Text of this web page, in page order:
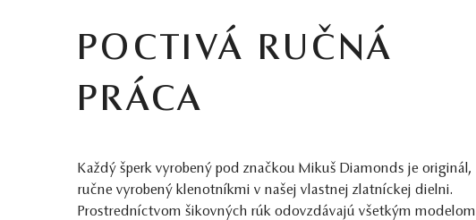
POCTIVÁ RUČNÁ
PRÁCA
Každý šperk vyrobený pod značkou Mikuš Diamonds je originál,
ručne vyrobený klenotníkmi v našej vlastnej zlatníckej dielni.
Prostredníctvom šikovných rúk odovzdávajú všetkým modelom